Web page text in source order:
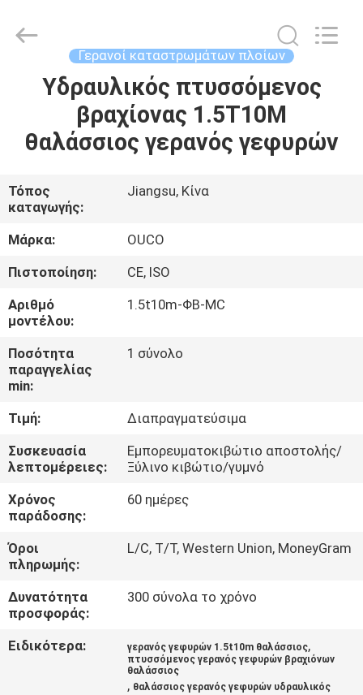
ΣΠΊΤΙ
ΠΡΟΪΌΝΤΑ
ΒΊΝΤΕΟ
ΕΜΦΆΝΙΣΗ
VR
ΣΧΕΤΙΚΆ
ΜΕ
ΕΜΆΣ
ΕΠΙΣΚΈΨΕΙΣ
ΣΤΟ
ΕΡΓΟΣΤΆΣΙΟ
ΈΛΕΓΧΟΣ
ΠΟΙΌΤΗΤΑΣ
ΕΙΔΉΣΕΙΣ
GROUP
Γερανοί καταστρωμάτων πλοίων
Υδραυλικός πτυσσόμενος
βραχίονας 1.5T10M
θαλάσσιος γερανός γεφυρών
Τόπος
καταγωγής:
Jiangsu, Κίνα
Μάρκα:
OUCO
Πιστοποίηση:
CE, ISO
Αριθμό
μοντέλου:
1.5t10m-ΦΒ-MC
Ποσότητα
παραγγελίας
min:
1 σύνολο
Τιμή:
Διαπραγματεύσιμα
Συσκευασία
λεπτομέρειες:
Εμπορευματοκιβώτιο αποστολής/
Ξύλινο κιβώτιο/γυμνό
Χρόνος
παράδοσης:
60 ημέρες
Όροι
πληρωμής:
L/C, T/T, Western Union, MoneyGram
Δυνατότητα
προσφοράς:
300 σύνολα το χρόνο
Ειδικότερα: γερανός γεφυρών 1.5t10m θαλάσσιος,
πτυσσόμενος γερανός γεφυρών βραχιόνων
θαλάσσιος
, θαλάσσιος γερανός γεφυρών υδραυλικός